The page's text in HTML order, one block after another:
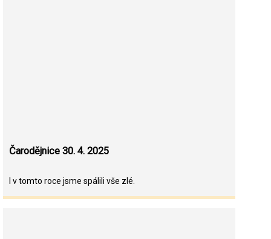
Čarodějnice 30. 4. 2025
I v tomto roce jsme spálili vše zlé.